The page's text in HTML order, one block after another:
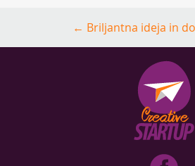
Post
navigation
← Briljantna ideja in